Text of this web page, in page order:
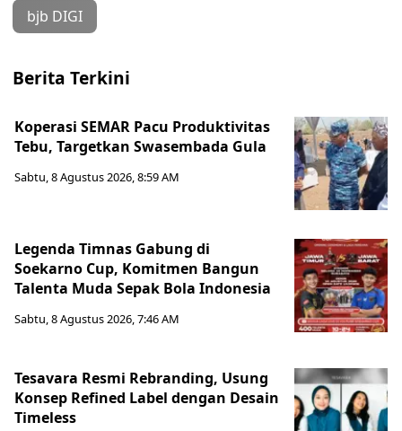
bjb DIGI
Berita Terkini
Koperasi SEMAR Pacu Produktivitas
Tebu, Targetkan Swasembada Gula
Sabtu, 8 Agustus 2026, 8:59 AM
Legenda Timnas Gabung di
Soekarno Cup, Komitmen Bangun
Talenta Muda Sepak Bola Indonesia
Sabtu, 8 Agustus 2026, 7:46 AM
Tesavara Resmi Rebranding, Usung
Konsep Refined Label dengan Desain
Timeless